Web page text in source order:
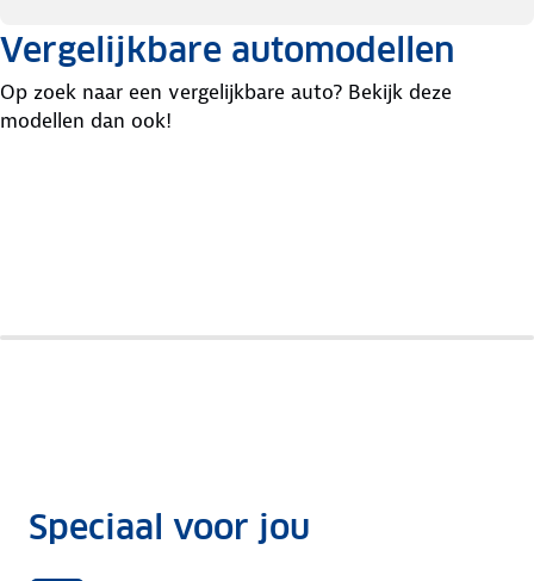
Vergelijkbare automodellen
Op zoek naar een vergelijkbare auto? Bekijk deze
modellen dan ook!
Speciaal voor jou